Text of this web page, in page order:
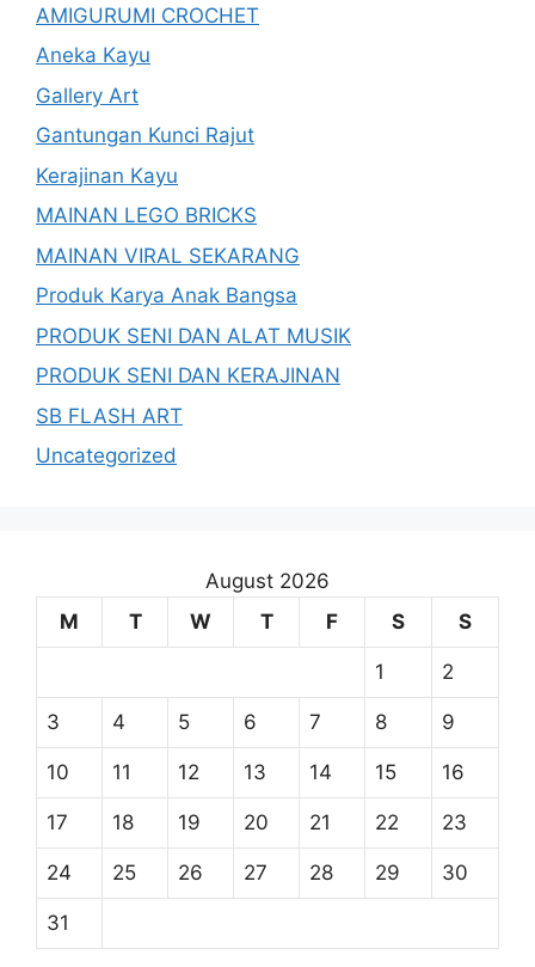
AMIGURUMI CROCHET
Aneka Kayu
Gallery Art
Gantungan Kunci Rajut
Kerajinan Kayu
MAINAN LEGO BRICKS
MAINAN VIRAL SEKARANG
Produk Karya Anak Bangsa
PRODUK SENI DAN ALAT MUSIK
PRODUK SENI DAN KERAJINAN
SB FLASH ART
Uncategorized
August 2026
M
T W T F S S
1 2
3 4 5 6 7 8 9
10 11 12 13 14 15 16
17 18 19 20 21 22 23
24 25 26 27 28 29 30
31